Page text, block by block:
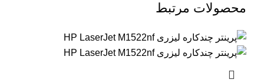
محصولات مرتبط